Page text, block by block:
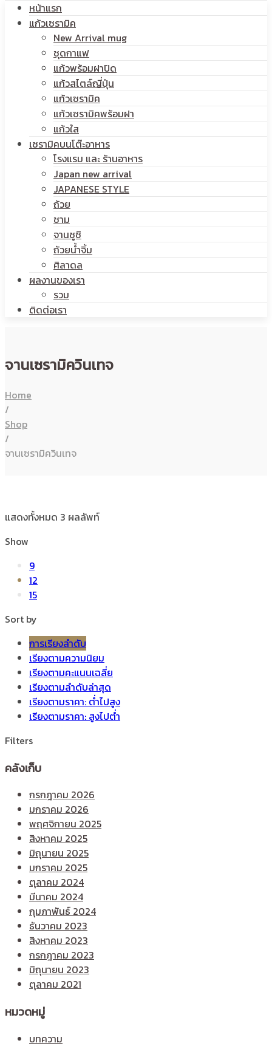
สกรีน
หน้าแรก
แก้วเซรามิค
New Arrival mug
ชุดกาแฟ
แก้วพร้อมฝาปิด
แก้วสไตล์ญี่ปุ่น
แก้วเซรามิค
แก้วเซรามิคพร้อมฝา
แก้วใส
เซรามิคบนโต๊ะอาหาร
โรงแรม และ ร้านอาหาร
Japan new arrival
JAPANESE STYLE
ถ้วย
ชาม
จานซูชิ
ถ้วยน้ำจิ้ม
ศิลาดล
ผลงานของเรา
รวม
ติดต่อเรา
จานเซรามิควินเทจ
Home
/
Shop
/
จานเซรามิควินเทจ
แสดงทั้งหมด 3 ผลลัพท์
Show
9
12
15
Sort by
การเรียงลำดับ
เรียงตามความนิยม
เรียงตามคะแนนเฉลี่ย
เรียงตามลำดับล่าสุด
เรียงตามราคา: ต่ำไปสูง
เรียงตามราคา: สูงไปต่ำ
Filters
คลังเก็บ
กรกฎาคม 2026
มกราคม 2026
พฤศจิกายน 2025
สิงหาคม 2025
มิถุนายน 2025
มกราคม 2025
ตุลาคม 2024
มีนาคม 2024
กุมภาพันธ์ 2024
ธันวาคม 2023
สิงหาคม 2023
กรกฎาคม 2023
มิถุนายน 2023
ตุลาคม 2021
หมวดหมู่
บทความ